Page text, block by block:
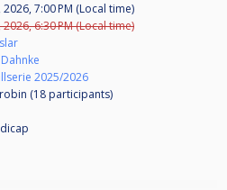
2026, 7:00 PM (Local time)
6:30 PM (Local time)
2025/2026
(18 participants)